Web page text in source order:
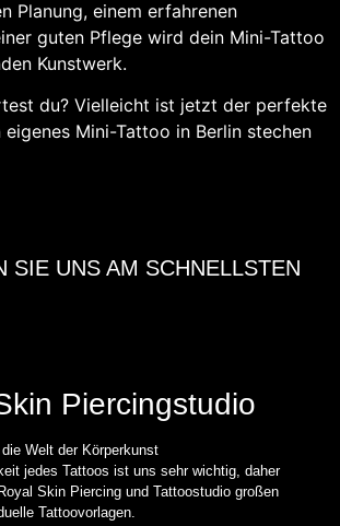
Planung, einem erfahrenen
guten Pflege wird dein Mini-Tattoo
Kunstwerk.
du? Vielleicht ist jetzt der perfekte
Mini-Tattoo in Berlin stechen
SIE UNS AM SCHNELLSTEN
Piercingstudio
Welt der Körperkunst
jedes Tattoos ist uns sehr wichtig, daher
Skin Piercing und Tattoostudio großen
Tattoovorlagen.